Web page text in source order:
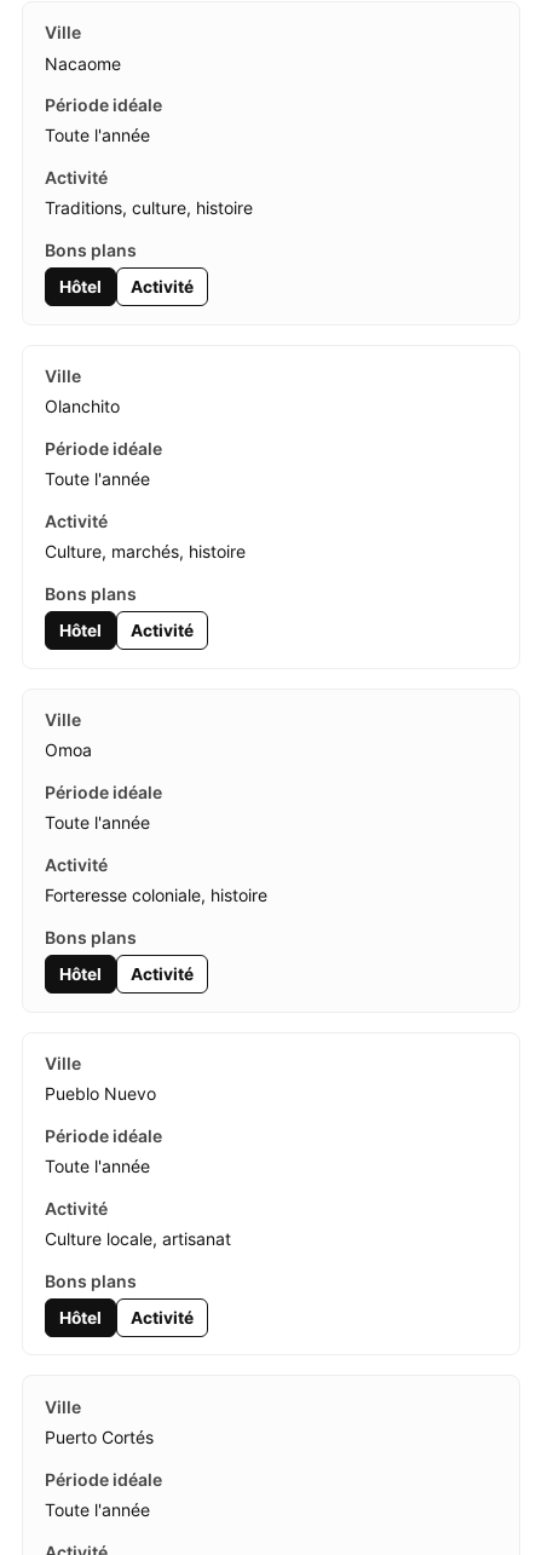
Nacaome
Toute l'année
Traditions, culture, histoire
Hôtel Activité
Olanchito
Toute l'année
Culture, marchés, histoire
Hôtel Activité
Omoa
Toute l'année
Forteresse coloniale, histoire
Hôtel Activité
Pueblo Nuevo
Toute l'année
Culture locale, artisanat
Hôtel Activité
Puerto Cortés
Toute l'année